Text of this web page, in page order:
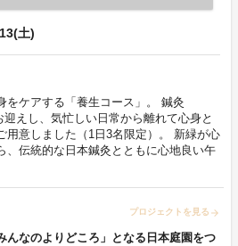
土)
をケアする「養生コース」。 鍼灸
えし、気忙しい⽇常から離れて⼼⾝と
用意しました（1日3名限定）。 新緑が心
、伝統的な⽇本鍼灸とともに⼼地良い午
プロジェクトを見る arrow_forward
んなのよりどころ」となる日本庭園をつ